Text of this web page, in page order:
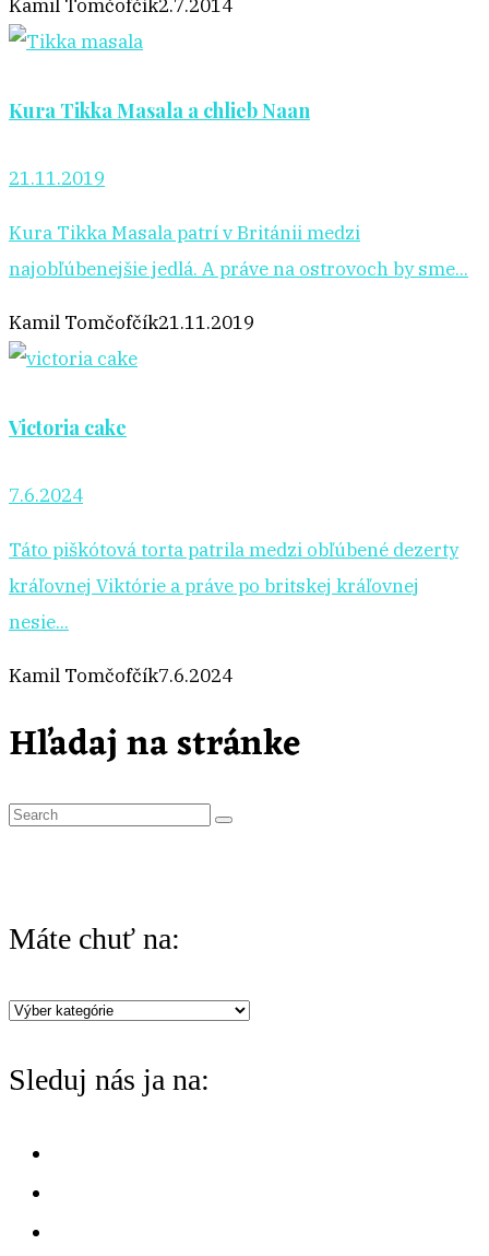
Kamil Tomčofčík2.7.2014
Kura Tikka Masala a chlieb Naan
21.11.2019
Kura Tikka Masala patrí v Británii medzi
najobľúbenejšie jedlá. A práve na ostrovoch by sme...
Kamil Tomčofčík21.11.2019
Victoria cake
7.6.2024
Táto piškótová torta patrila medzi obľúbené dezerty
kráľovnej Viktórie a práve po britskej kráľovnej
nesie...
Kamil Tomčofčík7.6.2024
Hľadaj na stránke
S
c
f
o
Máte chuť na:
Máte
na:
Sleduj nás ja na: